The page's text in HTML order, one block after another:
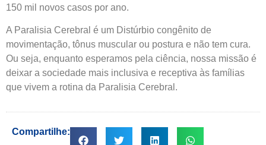
150 mil novos casos por ano.
A Paralisia Cerebral é um Distúrbio congênito de
movimentação, tônus muscular ou postura e não tem cura.
Ou seja, enquanto esperamos pela ciência, nossa missão é
deixar a sociedade mais inclusiva e receptiva às famílias
que vivem a rotina da Paralisia Cerebral.
Compartilhe: